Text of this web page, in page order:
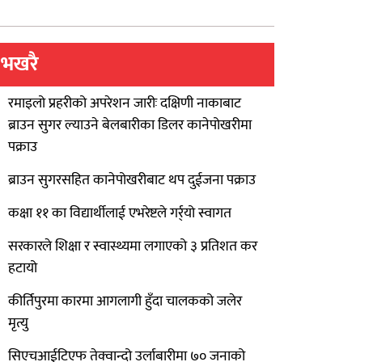
भखरै
रमाइलो प्रहरीको अपरेशन जारीः दक्षिणी नाकाबाट
ब्राउन सुगर ल्याउने बेलबारीका डिलर कानेपोखरीमा
पक्राउ
ब्राउन सुगरसहित कानेपोखरीबाट थप दुईजना पक्राउ
कक्षा ११ का विद्यार्थीलाई एभरेष्टले गर्र्यो स्वागत
सरकारले शिक्षा र स्वास्थ्यमा लगाएको ३ प्रतिशत कर
हटायो
कीर्तिपुरमा कारमा आगलागी हुँदा चालकको जलेर
मृत्यु
सिएचआईटिएफ तेक्वान्दो उर्लाबारीमा ७० जनाको